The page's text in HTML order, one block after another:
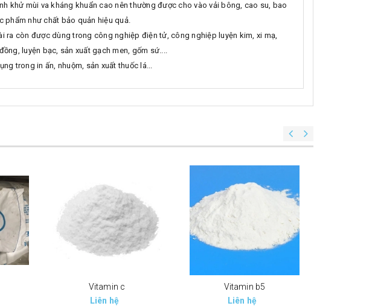
khử mùi va kháng khuẩn cao nên thường được cho vào vải bông, cao su, bao
phẩm như chất bảo quản hiệu quả.
ra còn được dùng trong công nghiệp điện tử, công nghiệp luyện kim, xi mạ,
luyện bạc, sản xuất gạch men, gốm sứ....
trong in ấn, nhuộm, sản xuất thuốc lá...
Vitamin c
Liên hệ
Vitamin b5
Liên hệ